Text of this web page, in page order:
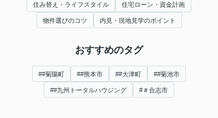
住み替え・ライフスタイル 住宅ローン・資金計画
物件選びのコツ 内見・現地見学のポイント
おすすめのタグ
##菊陽町 ##熊本市 ##大津町 ##菊池市
##九州トータルハウジング #＃合志市